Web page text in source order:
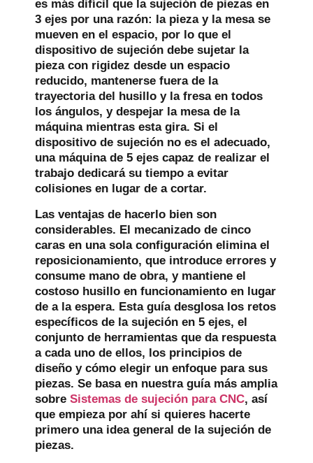
es más difícil que la sujeción de piezas en
3 ejes por una razón: la pieza y la mesa se
mueven en el espacio, por lo que el
dispositivo de sujeción debe sujetar la
pieza con rigidez desde un espacio
reducido, mantenerse fuera de la
trayectoria del husillo y la fresa en todos
los ángulos, y despejar la mesa de la
máquina mientras esta gira. Si el
dispositivo de sujeción no es el adecuado,
una máquina de 5 ejes capaz de realizar el
trabajo dedicará su tiempo a evitar
colisiones en lugar de a cortar.
Las ventajas de hacerlo bien son
considerables. El mecanizado de cinco
caras en una sola configuración elimina el
reposicionamiento, que introduce errores y
consume mano de obra, y mantiene el
costoso husillo en funcionamiento en lugar
de a la espera. Esta guía desglosa los retos
específicos de la sujeción en 5 ejes, el
conjunto de herramientas que da respuesta
a cada uno de ellos, los principios de
diseño y cómo elegir un enfoque para sus
piezas. Se basa en nuestra guía más amplia
sobre Sistemas de sujeción para CNC, así
que empieza por ahí si quieres hacerte
primero una idea general de la sujeción de
piezas.